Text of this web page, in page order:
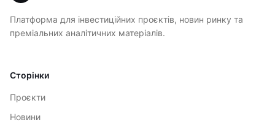
Платформа для інвестиційних проєктів, новин ринку та
преміальних аналітичних матеріалів.
Сторінки
Проєкти
Новини